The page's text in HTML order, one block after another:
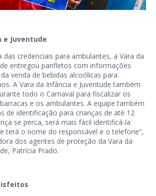
e Juventude
das credenciais para ambulantes, a Vara da
entregou panfletos com informações
venda de bebidas alcoólicas para
A Vara da Infância e Juventude também
todo o Carnaval para fiscalizar os
e os ambulantes. A equipe também
de identificação para crianças de até 12
se perca, será mais fácil identificá-la
terá o nome do responsável e o telefone”,
dos agentes de proteção da Vara da
Patrícia Prado.